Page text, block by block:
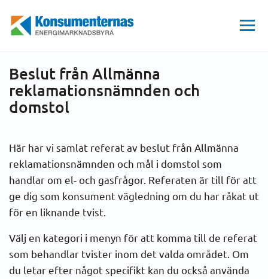
Energimarknadsbyrån
Hem
Beslut från Allmänna reklamationsnämnden och domstol
Beslut från Allmänna
reklamationsnämnden och
domstol
Här har vi samlat referat av beslut från Allmänna
reklamationsnämnden och mål i domstol som
handlar om el- och gasfrågor. Referaten är till för att
ge dig som konsument vägledning om du har råkat ut
för en liknande tvist.
Välj en kategori i menyn för att komma till de referat
som behandlar tvister inom det valda området. Om
du letar efter något specifikt kan du också använda